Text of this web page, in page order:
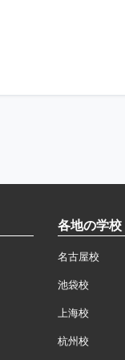
各地の学
名古屋校
池袋校
上海校
杭州校